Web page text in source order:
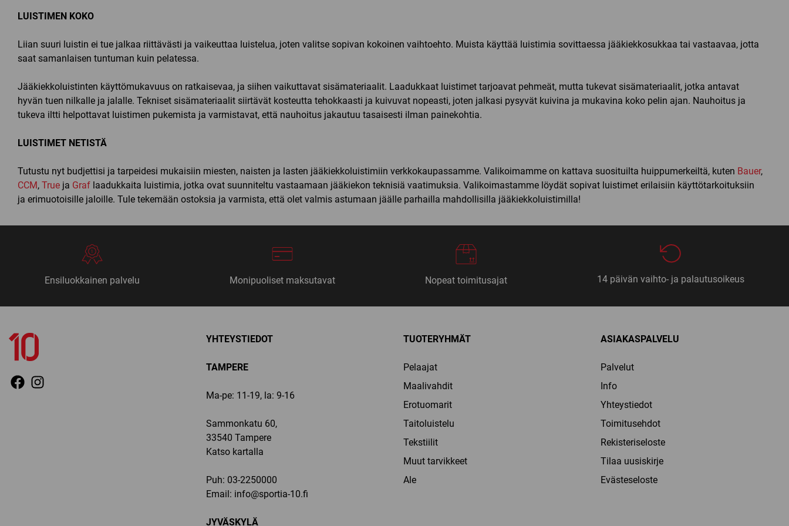
LUISTIMEN KOKO
Liian suuri luistin ei tue jalkaa riittävästi ja vaikeuttaa luistelua, joten valitse sopivan kokoinen vaihtoehto. Muista käyttää luistimia sovittaessa jääkiekkosukkaa tai vastaavaa, jotta
saat samanlaisen tuntuman kuin pelatessa.
Jääkiekkoluistinten käyttömukavuus on ratkaisevaa, ja siihen vaikuttavat sisämateriaalit. Laadukkaat luistimet tarjoavat pehmeät, mutta tukevat sisämateriaalit, jotka antavat
hyvän tuen nilkalle ja jalalle. Tekniset sisämateriaalit siirtävät kosteutta tehokkaasti ja kuivuvat nopeasti, joten jalkasi pysyvät kuivina ja mukavina koko pelin ajan. Nauhoitus ja
tukeva iltti helpottavat luistimen pukemista ja varmistavat, että nauhoitus jakautuu tasaisesti ilman painekohtia.
LUISTIMET NETISTÄ
Tutustu nyt budjettisi ja tarpeidesi mukaisiin miesten, naisten ja lasten jääkiekkoluistimiin verkkokaupassamme. Valikoimamme on kattava suosituilta huippumerkeiltä, kuten Bauer,
CCM, True ja Graf laadukkaita luistimia, jotka ovat suunniteltu vastaamaan jääkiekon teknisiä vaatimuksia. Valikoimastamme löydät sopivat luistimet erilaisiin käyttötarkoituksiin
ja erimuotoisille jaloille. Tule tekemään ostoksia ja varmista, että olet valmis astumaan jäälle parhailla mahdollisilla jääkiekkoluistimilla!
Ensiluokkainen palvelu Monipuoliset maksutavat Nopeat toimitusajat 14 päivän vaihto- ja palautusoikeus
YHTEYSTIEDOT
TAMPERE
Ma-pe: 11-19, la: 9-16
Sammonkatu 60,
33540 Tampere
Katso kartalla
Puh: 03-2250000
Email: info@sportia-10.fi
JYVÄSKYLÄ
TUOTERYHMÄT
Pelaajat
Maalivahdit
Erotuomarit
Taitoluistelu
Tekstiilit
Muut tarvikkeet
Ale
ASIAKASPALVELU
Palvelut
Info
Yhteystiedot
Toimitusehdot
Rekisteriseloste
Tilaa uusiskirje
Evästeseloste